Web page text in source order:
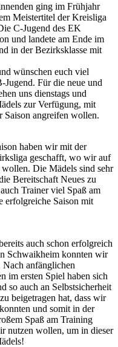
ging im Frühjahr
Meistertitel der Kreisliga
C-Jugend des EK
und landete am Ende im
in der Bezirksklasse mit
wünschen euch viel
Für die neue und
uns dienstags und
zur Verfügung, mit
Saison angreifen wollen.
haben wir mit der
geschafft, wo wir auf
Die Mädels sind sehr
Bereitschaft Neues zu
Trainer viel Spaß am
erfolgreiche Saison mit
auch schon erfolgreich
Schwaikheim konnten wir
Nach anfänglichen
im ersten Spiel haben sich
so auch an Selbstsicherheit
beigetragen hat, dass wir
und somit in der
Spaß am Training
nutzen wollen, um in dieser